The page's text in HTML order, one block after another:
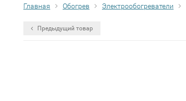
Главная Обогрев Электрообогреватели
Предыдущий товар